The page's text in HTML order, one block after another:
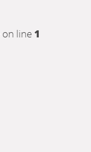
on line 1